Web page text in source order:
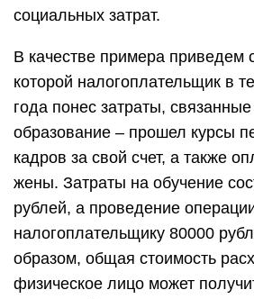
социальных затрат.
В качестве примера приведем
которой налогоплательщик в
года понес затраты,
образование – прошел курсы
кадров за свой счет, а также
жены. Затраты на обучение
рублей, а проведение
налогоплательщику 80000
образом, общая стоимость
физическое лицо может